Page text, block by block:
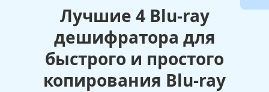
Лучшие 4 Blu-ray
дешифратора для
быстрого и простого
копирования Blu-ray